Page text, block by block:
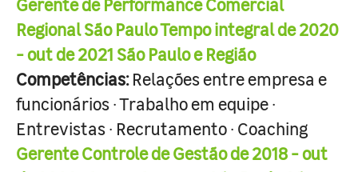
Regional São Paulo Tempo integral de 2020
- out de 2021 São Paulo e Região
Competências:Relações entre empresa e
funcionários · Trabalho em equipe ·
Entrevistas · Recrutamento · Coaching
Gerente Controle de Gestão de 2018 - out